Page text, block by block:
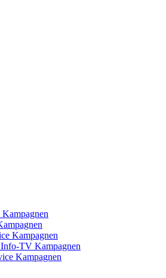
Kampagnen
TV Kampagnen
Kampagnen